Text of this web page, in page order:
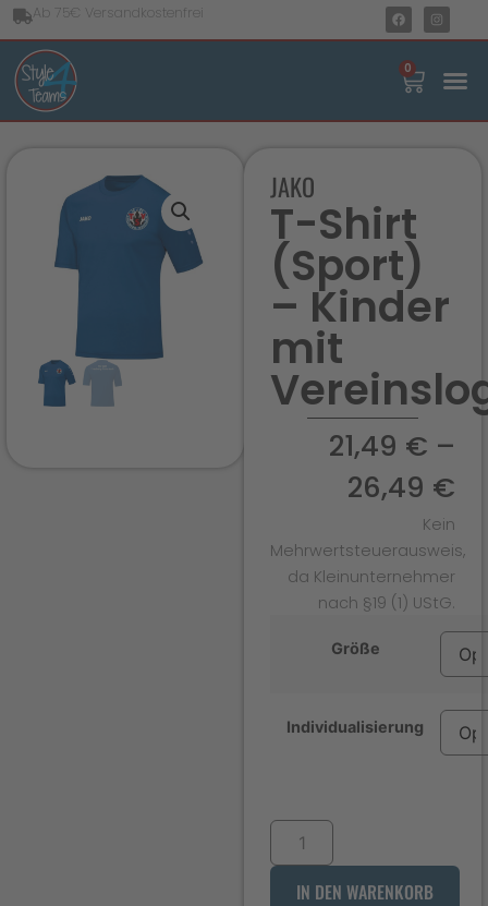
Ab 75€ Versandkostenfrei
0
JAKO
T-Shirt
(Sport)
– Kinder
mit
21,49 € –
26,49 €
Kein
Mehrwertsteuerausweis,
da Kleinunternehmer
nach §19 (1) UStG.
Größe
Individualisierung
IN DEN WARENKORB